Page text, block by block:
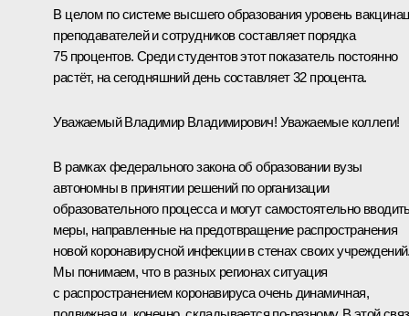
В целом по системе высшего образования уровень
преподавателей и сотрудников составляет порядка
75 процентов. Среди студентов этот показатель постоянно
растёт, на сегодняшний день составляет 32 процента.
Уважаемый Владимир Владимирович! Уважаемые коллеги!
В рамках федерального закона об образовании вузы
автономны в принятии решений по организации
образовательного процесса и могут самостоятельно
меры, направленные на предотвращение распространения
новой коронавирусной инфекции в стенах своих
Мы понимаем, что в разных регионах ситуация
с распространением коронавируса очень динамичная,